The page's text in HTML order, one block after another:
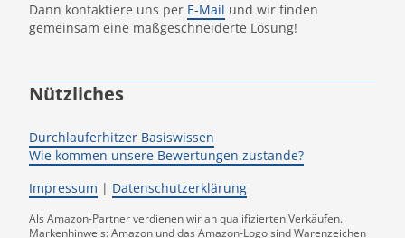
Dann kontaktiere uns per E-Mail und wir finden
gemeinsam eine maßgeschneiderte Lösung!
Nützliches
Durchlauferhitzer Basiswissen
Wie kommen unsere Bewertungen zustande?
Impressum | Datenschutzerklärung
Als Amazon-Partner verdienen wir an qualifizierten Verkäufen.
Markenhinweis: Amazon und das Amazon-Logo sind Warenzeichen